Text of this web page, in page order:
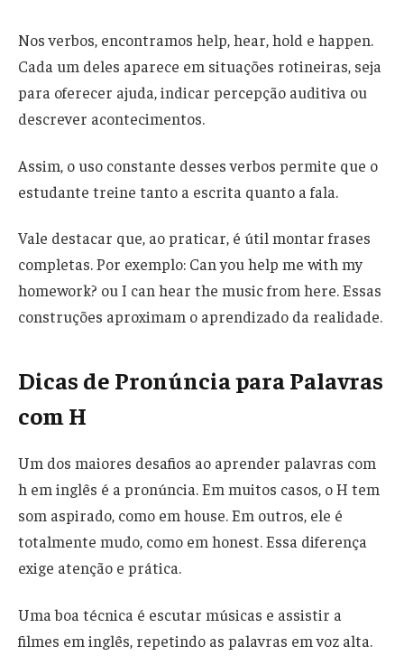
Nos verbos, encontramos help, hear, hold e happen.
Cada um deles aparece em situações rotineiras, seja
para oferecer ajuda, indicar percepção auditiva ou
descrever acontecimentos.
Assim, o uso constante desses verbos permite que o
estudante treine tanto a escrita quanto a fala.
Vale destacar que, ao praticar, é útil montar frases
completas. Por exemplo: Can you help me with my
homework? ou I can hear the music from here. Essas
construções aproximam o aprendizado da realidade.
Dicas de Pronúncia para Palavras
com H
Um dos maiores desafios ao aprender palavras com
h em inglês é a pronúncia. Em muitos casos, o H tem
som aspirado, como em house. Em outros, ele é
totalmente mudo, como em honest. Essa diferença
exige atenção e prática.
Uma boa técnica é escutar músicas e assistir a
filmes em inglês, repetindo as palavras em voz alta.